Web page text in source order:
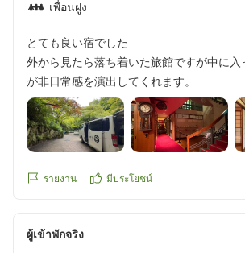
เพื่อนฝูง
とても良い宿でした
外から見たら落ち着いた旅館ですが中に入
が非日常感を演出してくれます。
スタッフの方は丁寧で、案内された部屋は
していて、温泉は気持ちよく、お料理は朝
しかったです(夕食のすき焼きはボリュー
を飲めたのも良かった。
しれません。
รายงาน มีประโยชน์
ผู้เข้าพักจริง